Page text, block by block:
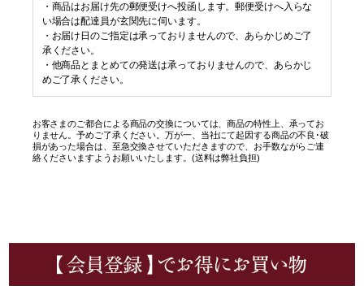
・商品はお届け先の郵便受けへ投函します。郵便受けへ入らな
い場合は配達員が玄関先に伺います。
・お届け日のご指定は承っておりませんので、あらかじめご了
承ください。
・他商品とまとめての発送は承っておりませんので、あらかじ
めご了承ください。
お客さまのご都合による商品の交換については、商品の特性上、承ってお
りません。予めご了承ください。万が一、当社にて起因する商品の不良･破
損があった場合は、至急交換させていただきますので、お手数ながらご連
絡くださいますようお願いいたします。(送料は弊社負担)